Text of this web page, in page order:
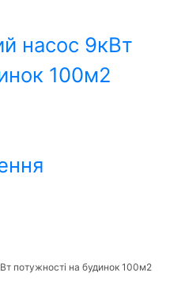
насос 9кВт
100м2
потужності на будинок 100м2